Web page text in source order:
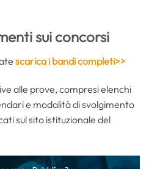
sui concorsi
scarica i bandi completi>>
alle prove, compresi elenchi
e modalità di svolgimento
sul sito istituzionale del